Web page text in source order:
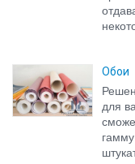
Обои
для